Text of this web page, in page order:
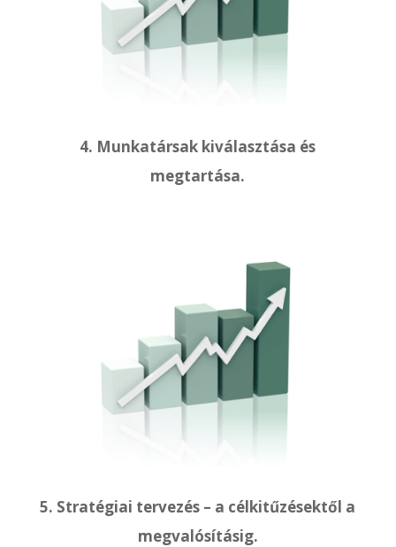
4. Munkatársak kiválasztása és
megtartása.
5. Stratégiai tervezés – a célkitűzésektől a
megvalósításig.